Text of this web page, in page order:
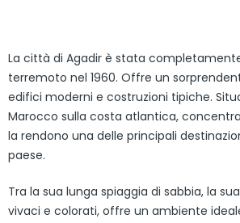
La città di Agadir è stata
terremoto nel 1960. Offre un
edifici moderni e costruzioni tipiche.
Marocco sulla costa atlantica,
la rendono una delle principali
paese.
Tra la sua lunga spiaggia di sabbia, la
vivaci e colorati, offre un ambiente